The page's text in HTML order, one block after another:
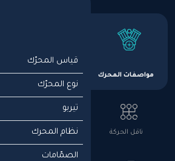
مواصفات المحرك
ناقل الحركة
قياس المحرّك
نوع المحرّك
تيربو
نظام المحرك
الصمّامات